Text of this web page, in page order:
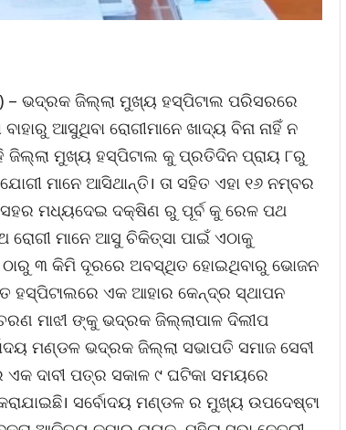
– ଭଦ୍ରକ ଜିଲ୍ଲା ମୁଖ୍ୟ ହସ୍ପିଟାଲ ପରିସରରେ
ଆସୁଥିବା ରୋଗୀମାନେ ଖାଦ୍ୟ ବିନା ନାହିଁ ନ
ଜିଲ୍ଲା ମୁଖ୍ୟ ହସ୍ପିଟାଲ କୁ ପ୍ରତିଦିନ ପ୍ରାୟ ୮ରୁ
ମାନେ ଆସିଥାନ୍ତି। ତା ସହିତ ଏହା ୧୬ ନମ୍ବର
ସହର ମଧ୍ୟଦେଇ ଦକ୍ଷିଣ ରୁ ପୂର୍ବ କୁ ରେଳ ପଥ
ରୋଗୀ ମାନେ ଆସୁ ଚିକିତ୍ସା ପାଇଁ ଏଠାକୁ
୩ କିମି ଦୂରରେ ଅବସ୍ଥିତ ହୋଇଥିବାରୁ ଭୋଜନ
ହସ୍ପିଟାଲରେ ଏକ ଆହାର କେନ୍ଦ୍ର ସ୍ଥାପନ
ମାଝୀ ଙ୍କୁ ଭଦ୍ରକ ଜିଲ୍ଲାପାଳ ଦିଲୀପ
ମଣ୍ଡଳ ଭଦ୍ରକ ଜିଲ୍ଲା ସଭାପତି ସମାଜ ସେବୀ
ଦାବୀ ପତ୍ର ସକାଳ ୯ ଘଟିକା ସମୟରେ
ସର୍ବୋଦୟ ମଣ୍ଡଳ ର ମୁଖ୍ୟ ଉପଦେଷ୍ଟା